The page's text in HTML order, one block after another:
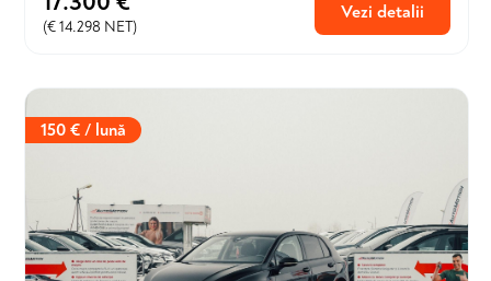
(€ 14.298 NET)
Vezi detalii
150 € / lună